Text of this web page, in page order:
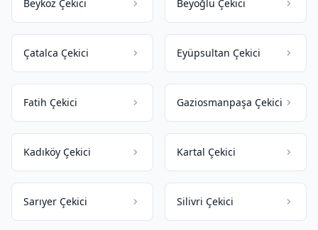
Beykoz Çekici Beyoğlu Çekici
Çatalca Çekici Eyüpsultan Çekici
Fatih Çekici Gaziosmanpaşa Çekici
Kadıköy Çekici Kartal Çekici
Sarıyer Çekici Silivri Çekici